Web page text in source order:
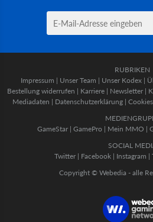
RUBRIKEN
Impressum | Unser Team | Unser Kodex |
Bestellung widerrufen | Karriere | Newsletter |
Mediadaten | Datenschutzerklärung |
GameStar| GamePro | Mein MMO |
SOCIAL
Twitter | Facebook | Instagram |
Copyright © Webedia - alle